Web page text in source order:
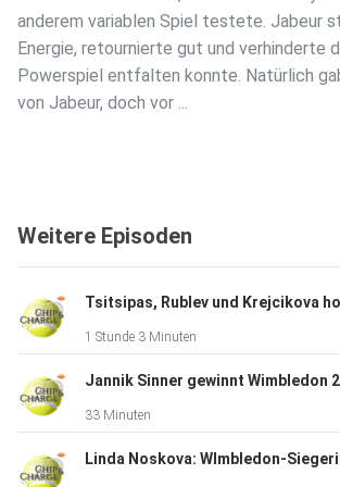
anderem variablen Spiel testete. Jabeur
Energie, retournierte gut und verhinderte
Powerspiel entfalten konnte. Natürlich
von Jabeur, doch vor ...
www.podcastbu.de - Full-Service-
Du möchtest deinen Podcast auch
verdienen?
Dann schaue auf www.kostenlos-
dich.
Podcast-Hosting-Angeboten. kostenlos-
Weitere Episoden
1 Stunde 3 Minuten
33 Minuten